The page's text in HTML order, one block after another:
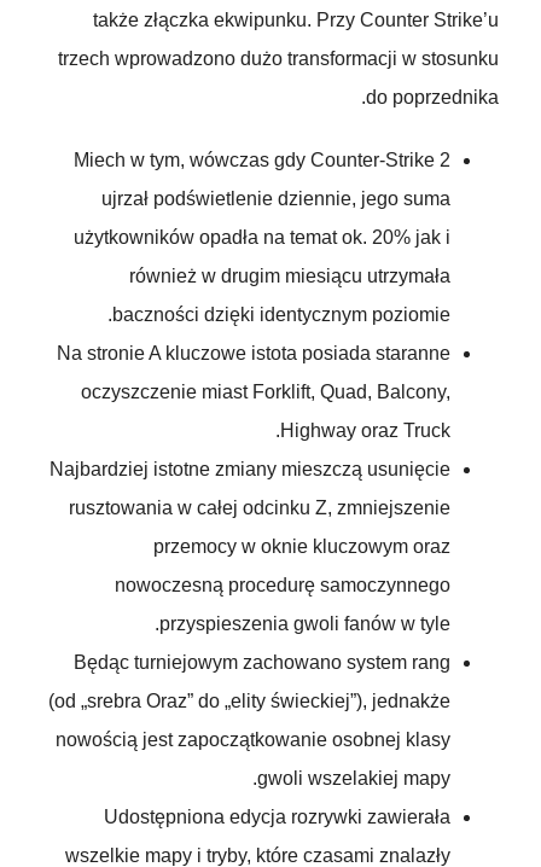
także złączka ekwipunku. Przy Counter Strike’u
trzech wprowadzono dużo transformacji w stosunku
do poprzednika.
Miech w tym, wówczas gdy Counter-Strike 2
ujrzał podświetlenie dziennie, jego suma
użytkowników opadła na temat ok. 20% jak i
również w drugim miesiącu utrzymała
baczności dzięki identycznym poziomie.
Na stronie A kluczowe istota posiada staranne
oczyszczenie miast Forklift, Quad, Balcony,
Highway oraz Truck.
Najbardziej istotne zmiany mieszczą usunięcie
rusztowania w całej odcinku Z, zmniejszenie
przemocy w oknie kluczowym oraz
nowoczesną procedurę samoczynnego
przyspieszenia gwoli fanów w tyle.
Będąc turniejowym zachowano system rang
(od „srebra Oraz” do „elity świeckiej”), jednakże
nowością jest zapoczątkowanie osobnej klasy
gwoli wszelakiej mapy.
Udostępniona edycja rozrywki zawierała
wszelkie mapy i tryby, które czasami znalazły